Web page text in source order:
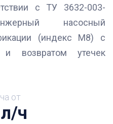
с ТУ 3632-003-
насосный
(индекс М8) с
возвратом утечек
от
ч